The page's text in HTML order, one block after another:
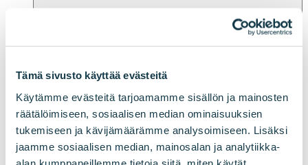
Tämä sivusto käyttää evästeitä
Käytämme evästeitä tarjoamamme sisällön ja mainosten
räätälöimiseen, sosiaalisen median ominaisuuksien
tukemiseen ja kävijämäärämme analysoimiseen. Lisäksi
jaamme sosiaalisen median, mainosalan ja analytiikka-
Open sub-
Strategia